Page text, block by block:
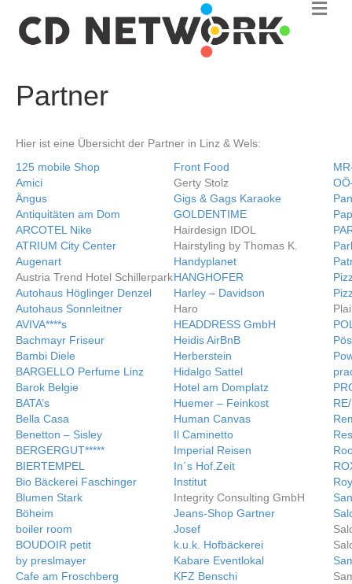
Partner
Hier ist eine Übersicht der Partner in Linz & Wels:
125 mobile Shop
Front Food
Amici
Gerty Stolz
Ängus
Gigs & Gags Karaoke
Antiquitäten am Dom
GOLDENTIME
ARCOTEL Nike
Hairdesign IDOL
ATRIUM City Center
Hairstyling by Thomas K.
Augenart
Handyplanet
Austria Trend Hotel SchillerparkHANGHOFER
Autohaus Höglinger Denzel
Harley – Davidson
Autohaus Sonnleitner
Haro
AVIVA****s
HEADDRESS GmbH
Bachmayr Friseur
Heidis AirBnB
Bambi Diele
Herberstein
BARGELLO Perfume Linz
Hidalgo Sattel
Barok Belgie
Hotel am Domplatz
BATA’s
Huemer – Feinkost
Bella Casa
Human Canvas
Benetton – Sisley
Il Caminetto
BERGERGUT*****
Imperial Reisen
BIERTEMPEL
In´s Hof.Zeit
Bio Bäckerei Faschinger
Institut
Blumen Stark
Integrity Consulting GmbH
Böheim
Jeans-Shop Gartner
boiler room
Josef
BOUDOIR petit
k.u.k. Hofbäckerei
by preslmayer
Kabare Eventlokal
Cafe am Froschberg
KFZ Benschi